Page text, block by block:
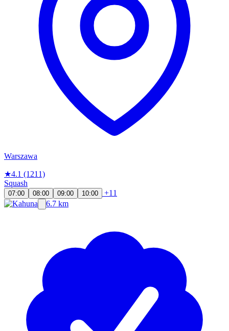
Warszawa
★4.1 (1211)
Squash
07:00 08:00 09:00 10:00
+11
6.7 km